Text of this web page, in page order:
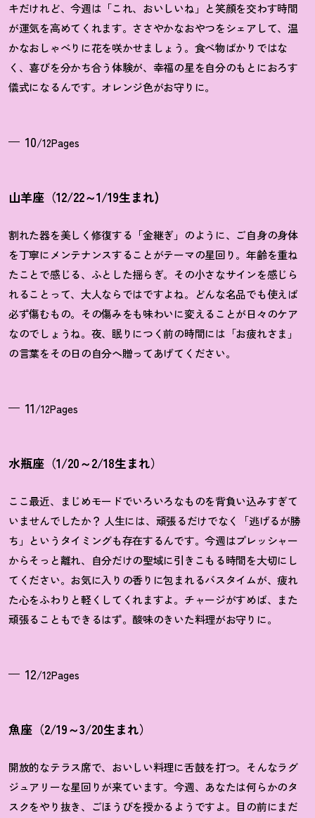
キだけれど、今週は「これ、おいしいね」と笑顔を交わす時間
が運気を高めてくれます。ささやかなおやつをシェアして、温
かなおしゃべりに花を咲かせましょう。食べ物ばかりではな
く、喜びを分かち合う体験が、幸福の星を自分のもとにおろす
儀式になるんです。オレンジ色がお守りに。
10/12Pages
山羊座（12/22～1/19生まれ)
割れた器を美しく修復する「金継ぎ」のように、ご自身の身体
を丁寧にメンテナンスすることがテーマの星回り。年齢を重ね
たことで感じる、ふとした揺らぎ。その小さなサインを感じら
れることって、大人ならではですよね。どんな名品でも使えば
必ず傷むもの。その傷みをも味わいに変えることが日々のケア
なのでしょうね。夜、眠りにつく前の時間には「お疲れさま」
の言葉をその日の自分へ贈ってあげてください。
11/12Pages
水瓶座（1/20～2/18生まれ）
ここ最近、まじめモードでいろいろなものを背負い込みすぎて
いませんでしたか？ 人生には、頑張るだけでなく「逃げるが勝
ち」というタイミングも存在するんです。今週はプレッシャー
からそっと離れ、自分だけの聖域に引きこもる時間を大切にし
てください。お気に入りの香りに包まれるバスタイムが、疲れ
た心をふわりと軽くしてくれますよ。チャージがすめば、また
頑張ることもできるはず。酸味のきいた料理がお守りに。
12/12Pages
魚座（2/19～3/20生まれ）
開放的なテラス席で、おいしい料理に舌鼓を打つ。そんなラグ
ジュアリーな星回りが来ています。今週、あなたは何らかのタ
スクをやり抜き、ごほうびを授かるようですよ。目の前にまだ